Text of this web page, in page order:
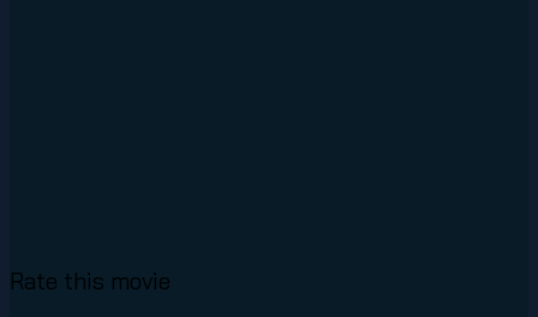
Rate this movie